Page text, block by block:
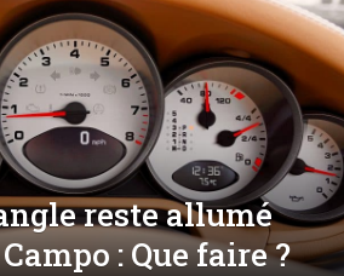
reste allumé
: Que faire ?